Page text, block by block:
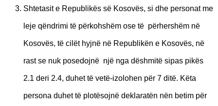
Shtetasit e Republikës së Kosovës, si dhe personat me
leje qëndrimi të përkohshëm ose të përhershëm në
Kosovës, të cilët hyjnë në Republikën e Kosovës, në
rast se nuk posedojnë një nga dëshmitë sipas pikës
2.1 deri 2.4, duhet të vetë-izolohen për 7 ditë. Këta
persona duhet të plotësojnë deklaratën nën betim për